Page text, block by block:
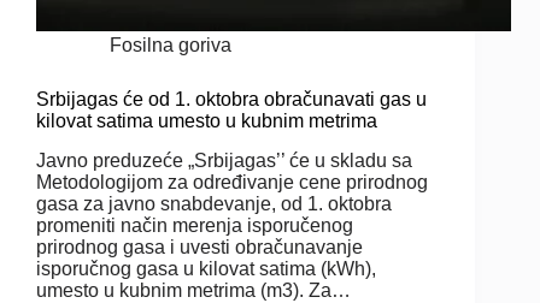
Fosilna goriva
Srbijagas će od 1. oktobra obračunavati gas u
kilovat satima umesto u kubnim metrima
Javno preduzeće „Srbijagas’’ će u skladu sa
Metodologijom za određivanje cene prirodnog
gasa za javno snabdevanje, od 1. oktobra
promeniti način merenja isporučenog
prirodnog gasa i uvesti obračunavanje
isporučnog gasa u kilovat satima (kWh),
umesto u kubnim metrima (m3). Za…